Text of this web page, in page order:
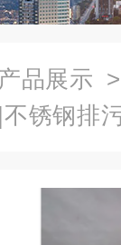
产品展示
锈钢排